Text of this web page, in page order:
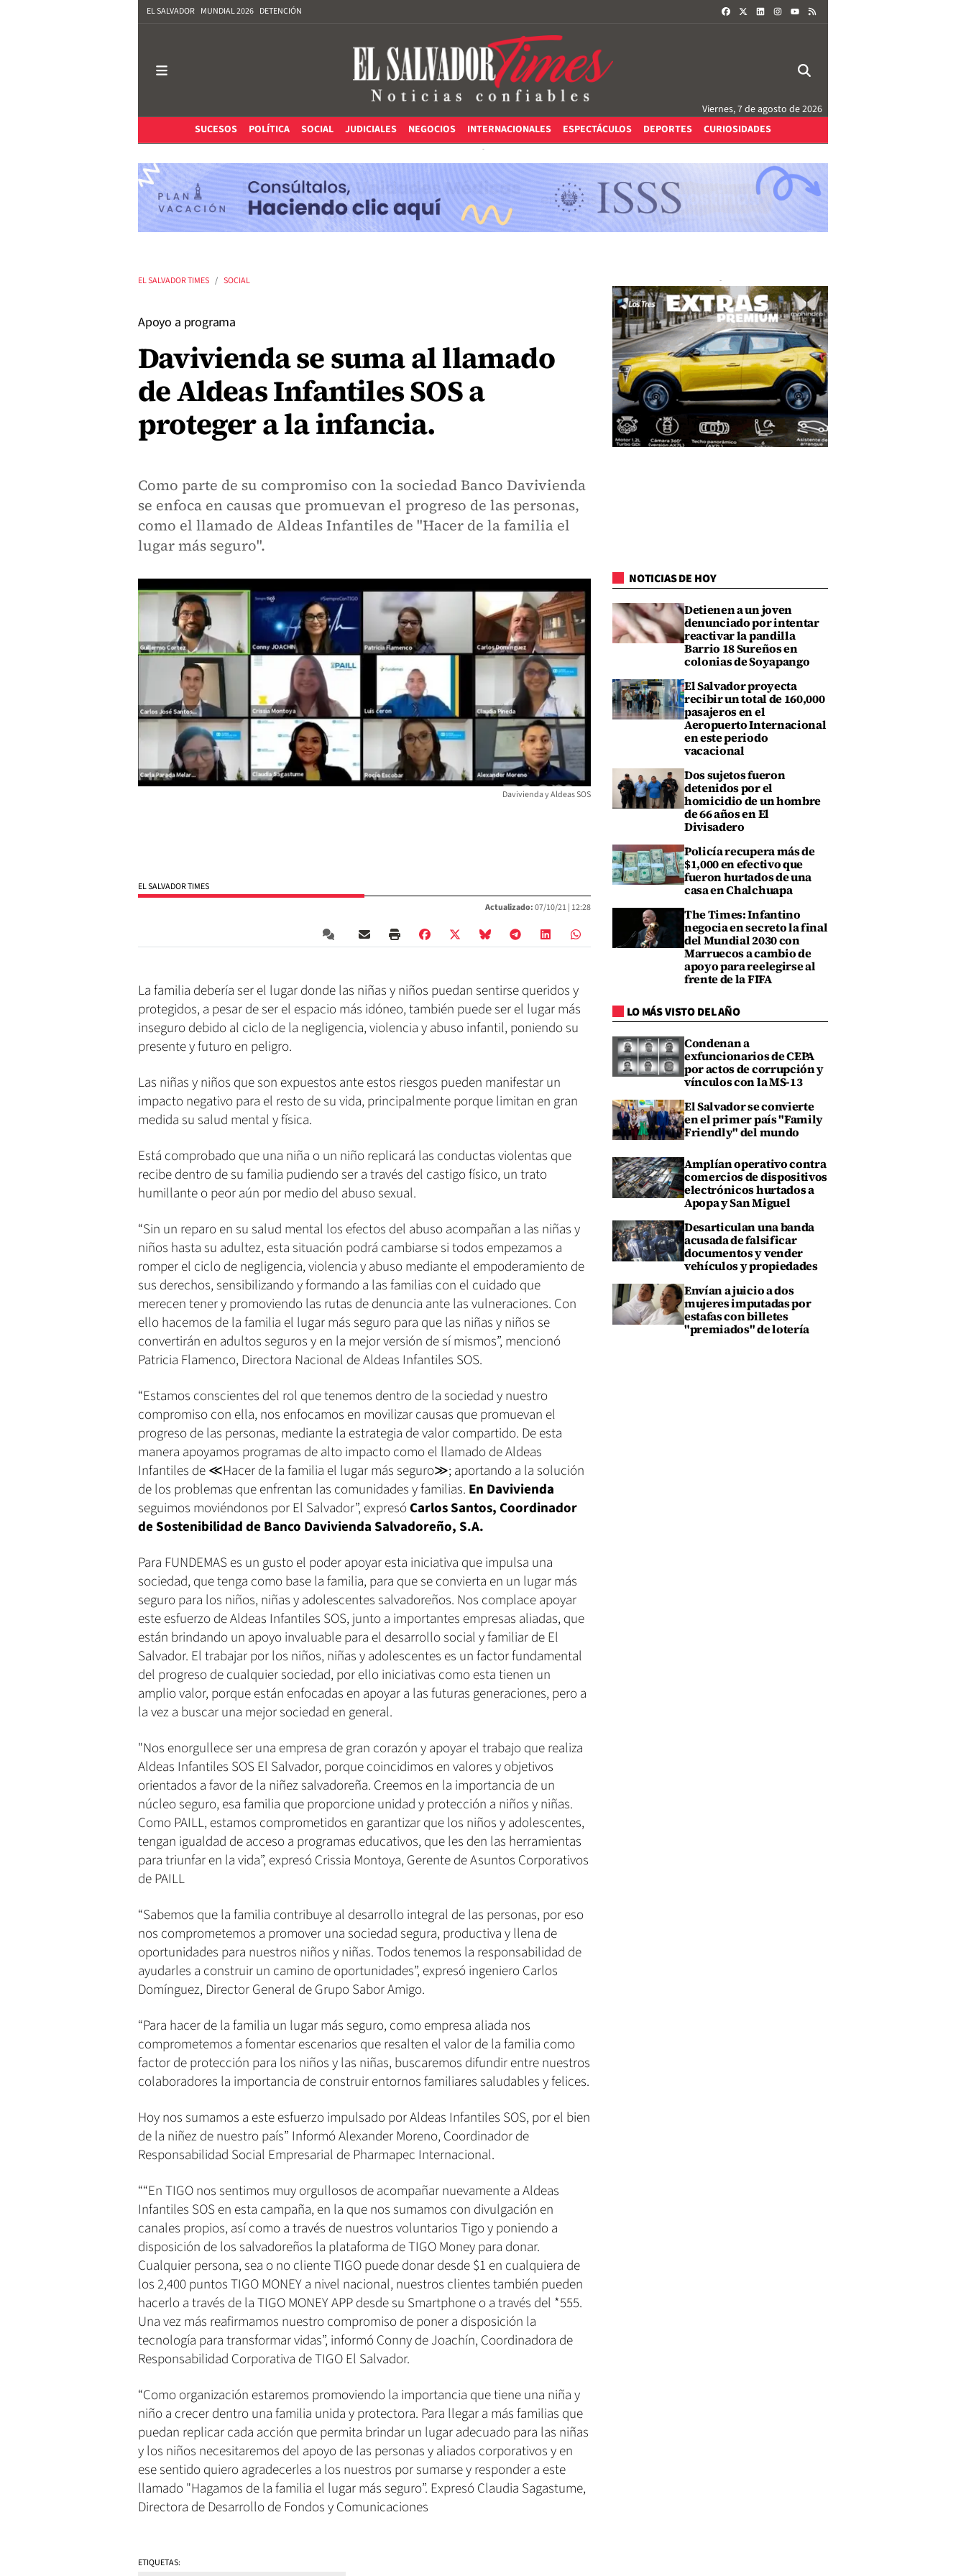
EL SALVADOR MUNDIAL 2026 DETENCIÓN FACEBOOKLINKEDININSTAGRAM
Viernes, 7 de agosto de 2026
SUCESOS
POLÍTICA SOCIAL JUDICIALES NEGOCIOS INTERNACIONALES ESPECTÁCULOS DEPORTES CURIOSIDADES
EL SALVADOR TIMES SOCIAL
Apoyo a programa
Davivienda se suma al llamado
de Aldeas Infantiles SOS a
proteger a la infancia.
Como parte de su compromiso con la sociedad Banco Davivienda
se enfoca en causas que promuevan el progreso de las personas,
como el llamado de Aldeas Infantiles de "Hacer de la familia el
lugar más seguro".
Davivienda y Aldeas SOS
EL SALVADOR TIMES
Actualizado:07/10/21 | 12:28
La familia debería ser el lugar donde las niñas y niños puedan sentirse queridos y
protegidos, a pesar de ser el espacio más idóneo, también puede ser el lugar más
inseguro debido al ciclo de la negligencia, violencia y abuso infantil, poniendo su
presente y futuro en peligro.
Las niñas y niños que son expuestos ante estos riesgos pueden manifestar un
impacto negativo para el resto de su vida, principalmente porque limitan en gran
medida su salud mental y física.
Está comprobado que una niña o un niño replicará las conductas violentas que
recibe dentro de su familia pudiendo ser a través del castigo físico, un trato
humillante o peor aún por medio del abuso sexual.
“Sin un reparo en su salud mental los efectos del abuso acompañan a las niñas y
niños hasta su adultez, esta situación podrá cambiarse si todos empezamos a
romper el ciclo de negligencia, violencia y abuso mediante el empoderamiento de
sus derechos, sensibilizando y formando a las familias con el cuidado que
merecen tener y promoviendo las rutas de denuncia ante las vulneraciones. Con
ello hacemos de la familia el lugar más seguro para que las niñas y niños se
convertirán en adultos seguros y en la mejor versión de sí mismos”, mencionó
Patricia Flamenco, Directora Nacional de Aldeas Infantiles SOS.
“Estamos conscientes del rol que tenemos dentro de la sociedad y nuestro
compromiso con ella, nos enfocamos en movilizar causas que promuevan el
progreso de las personas, mediante la estrategia de valor compartido. De esta
manera apoyamos programas de alto impacto como el llamado de Aldeas
Infantiles de ≪Hacer de la familia el lugar más seguro≫; aportando a la solución
de los problemas que enfrentan las comunidades y familias. En Davivienda
seguimos moviéndonos por El Salvador”, expresóCarlos Santos, Coordinador
de Sostenibilidad de Banco Davivienda Salvadoreño, S.A.
Para FUNDEMAS es un gusto el poder apoyar esta iniciativa que impulsa una
sociedad, que tenga como base la familia, para que se convierta en un lugar más
seguro para los niños, niñas y adolescentes salvadoreños. Nos complace apoyar
este esfuerzo de Aldeas Infantiles SOS, junto a importantes empresas aliadas, que
están brindando un apoyo invaluable para el desarrollo social y familiar de El
Salvador. El trabajar por los niños, niñas y adolescentes es un factor fundamental
del progreso de cualquier sociedad, por ello iniciativas como esta tienen un
amplio valor, porque están enfocadas en apoyar a las futuras generaciones, pero a
la vez a buscar una mejor sociedad en general.
"Nos enorgullece ser una empresa de gran corazón y apoyar el trabajo que realiza
Aldeas Infantiles SOS El Salvador, porque coincidimos en valores y objetivos
orientados a favor de la niñez salvadoreña. Creemos en la importancia de un
núcleo seguro, esa familia que proporcione unidad y protección a niños y niñas.
Como PAILL, estamos comprometidos en garantizar que los niños y adolescentes,
tengan igualdad de acceso a programas educativos, que les den las herramientas
para triunfar en la vida”, expresó Crissia Montoya, Gerente de Asuntos Corporativos
de PAILL
“Sabemos que la familia contribuye al desarrollo integral de las personas, por eso
nos comprometemos a promover una sociedad segura, productiva y llena de
oportunidades para nuestros niños y niñas. Todos tenemos la responsabilidad de
ayudarles a construir un camino de oportunidades”, expresó ingeniero Carlos
Domínguez, Director General de Grupo Sabor Amigo.
“Para hacer de la familia un lugar más seguro, como empresa aliada nos
comprometemos a fomentar escenarios que resalten el valor de la familia como
factor de protección para los niños y las niñas, buscaremos difundir entre nuestros
colaboradores la importancia de construir entornos familiares saludables y felices.
Hoy nos sumamos a este esfuerzo impulsado por Aldeas Infantiles SOS, por el bien
de la niñez de nuestro país” Informó Alexander Moreno, Coordinador de
Responsabilidad Social Empresarial de Pharmapec Internacional.
““En TIGO nos sentimos muy orgullosos de acompañar nuevamente a Aldeas
Infantiles SOS en esta campaña, en la que nos sumamos con divulgación en
canales propios, así como a través de nuestros voluntarios Tigo y poniendo a
disposición de los salvadoreños la plataforma de TIGO Money para donar.
Cualquier persona, sea o no cliente TIGO puede donar desde $1 en cualquiera de
los 2,400 puntos TIGO MONEY a nivel nacional, nuestros clientes también pueden
hacerlo a través de la TIGO MONEY APP desde su Smartphone o a través del *555.
Una vez más reafirmamos nuestro compromiso de poner a disposición la
tecnología para transformar vidas”, informó Conny de Joachín, Coordinadora de
Responsabilidad Corporativa de TIGO El Salvador.
“Como organización estaremos promoviendo la importancia que tiene una niña y
niño a crecer dentro una familia unida y protectora. Para llegar a más familias que
puedan replicar cada acción que permita brindar un lugar adecuado para las niñas
y los niños necesitaremos del apoyo de las personas y aliados corporativos y en
ese sentido quiero agradecerles a los nuestros por sumarse y responder a este
llamado "Hagamos de la familia el lugar más seguro”. Expresó Claudia Sagastume,
Directora de Desarrollo de Fondos y Comunicaciones
ETIQUETAS:
NOTICIAS DE HOY
Detienen a un joven
denunciado por intentar
reactivar la pandilla
Barrio 18 Sureños en
colonias de Soyapango
El Salvador proyecta
recibir un total de 160,000
pasajeros en el
Aeropuerto Internacional
en este periodo
vacacional
Dos sujetos fueron
detenidos por el
homicidio de un hombre
de 66 años en El
Divisadero
Policía recupera más de
$1,000 en efectivo que
fueron hurtados de una
casa en Chalchuapa
The Times: Infantino
negocia en secreto la final
del Mundial 2030 con
Marruecos a cambio de
apoyo para reelegirse al
frente de la FIFA
LO MÁS VISTO DEL AÑO
Condenan a
exfuncionarios de CEPA
por actos de corrupción y
vínculos con la MS-13
El Salvador se convierte
en el primer país "Family
Friendly" del mundo
Amplían operativo contra
comercios de dispositivos
electrónicos hurtados a
Apopa y San Miguel
Desarticulan una banda
acusada de falsificar
documentos y vender
vehículos y propiedades
Envían a juicio a dos
mujeres imputadas por
estafas con billetes
"premiados" de lotería